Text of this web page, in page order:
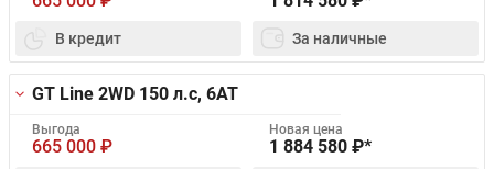
В кредит За наличные
GT Line 2WD 150 л.с, 6AT
Выгода
665 000 ₽
Новая цена
1 884 580 ₽*